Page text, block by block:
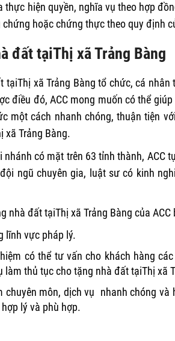
hiện quyền, nghĩa vụ theo hợp
hoặc chứng thực theo quy định
đất tạiThị xã Trảng Bàng
xã Trảng Bàng tổ chức, cá nhân
điều đó, ACC mong muốn có thể
một cách nhanh chóng, thuận tiện
xã Trảng Bàng.
có mặt trên 63 tỉnh thành, ACC
ngũ chuyên gia, luật sư có kinh
nhà đất tạiThị xã Trảng Bàng của ACC
lĩnh vực pháp lý.
có thể tư vấn cho khách hàng
thủ tục cho tặng nhà đất tạiThị xã
môn, dịch vụ nhanh chóng và
lý và phù hợp.